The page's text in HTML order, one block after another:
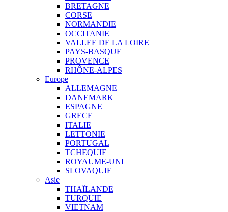
BRETAGNE
CORSE
NORMANDIE
OCCITANIE
VALLEE DE LA LOIRE
PAYS-BASQUE
PROVENCE
RHÔNE-ALPES
Europe
ALLEMAGNE
DANEMARK
ESPAGNE
GRECE
ITALIE
LETTONIE
PORTUGAL
TCHEQUIE
ROYAUME-UNI
SLOVAQUIE
Asie
THAÏLANDE
TURQUIE
VIETNAM